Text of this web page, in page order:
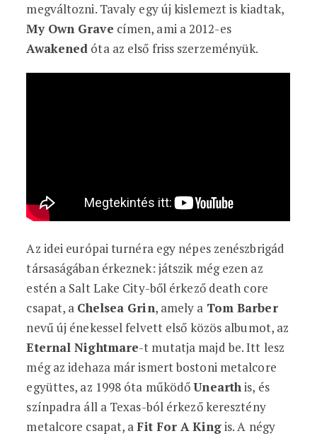
megváltozni. Tavaly egy új kislemezt is kiadtak,
My Own Grave címen, ami a 2012-es
Awakened óta az első friss szerzeményük.
Az idei európai turnéra egy népes zenészbrigád
társaságában érkeznek: játszik még ezen az
estén a Salt Lake City-ből érkező death core
csapat, a Chelsea Grin, amely a Tom Barber
nevű új énekessel felvett első közös albumot, az
Eternal Nightmare-t mutatja majd be. Itt lesz
még az idehaza már ismert bostoni metalcore
együttes, az 1998 óta működőUnearthis, és
színpadra áll a Texas-ból érkező keresztény
metalcore csapat, aFit For A Kingis. A négy